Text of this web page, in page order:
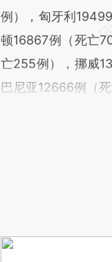
例），匈牙利
顿16867例（死亡
亡255例），挪威
巴尼亚12666例（死